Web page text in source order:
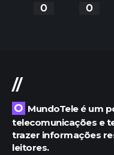
0 0
//
O MundoTele é um portal de notícias sobre
telecomunicações e
trazer informações
leitores.